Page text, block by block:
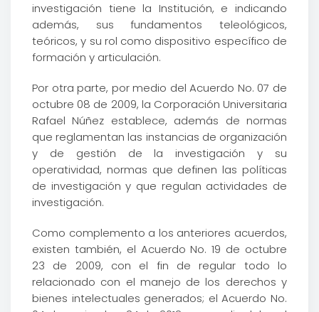
investigación tiene la Institución, e indicando
además, sus fundamentos teleológicos,
teóricos, y su rol como dispositivo específico de
formación y articulación.
Por otra parte, por medio del Acuerdo No. 07 de
octubre 08 de 2009, la Corporación Universitaria
Rafael Núñez establece, además de normas
que reglamentan las instancias de organización
y de gestión de la investigación y su
operatividad, normas que definen las políticas
de investigación y que regulan actividades de
investigación.
Como complemento a los anteriores acuerdos,
existen también, el Acuerdo No. 19 de octubre
23 de 2009, con el fin de regular todo lo
relacionado con el manejo de los derechos y
bienes intelectuales generados; el Acuerdo No.